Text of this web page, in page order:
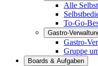
Alle
To-Go-
Gastro-
Gastro-
Gruppe
Boards & Aufgaben